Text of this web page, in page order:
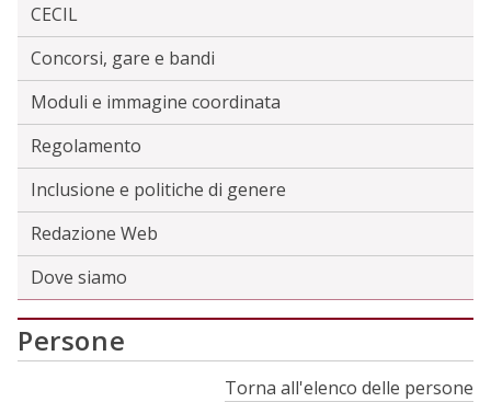
CECIL
Concorsi, gare e bandi
Moduli e immagine coordinata
Regolamento
Inclusione e politiche di genere
Redazione Web
Dove siamo
Persone
Torna all'elenco delle persone